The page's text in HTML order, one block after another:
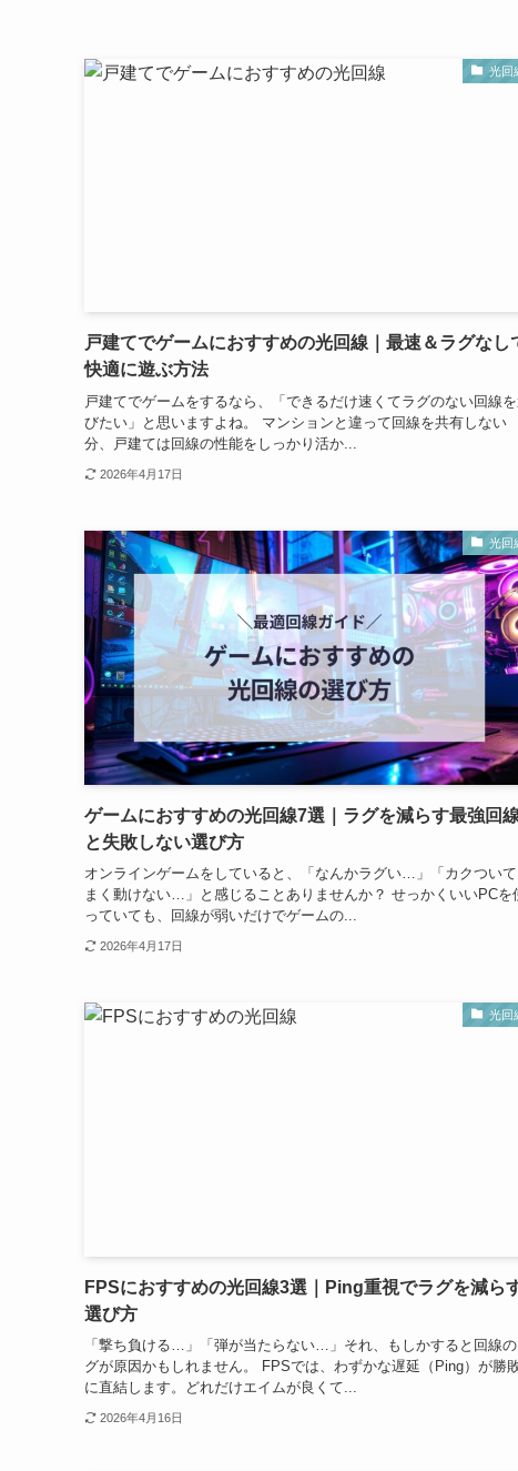
光回
戸建てでゲームにおすすめの光回線｜最速＆ラグなし
快適に遊ぶ方法
戸建てでゲームをするなら、「できるだけ速くてラグのない回線
びたい」と思いますよね。 マンションと違って回線を共有しない
分、戸建ては回線の性能をしっかり活か...
2026年4月17日
光回
ゲームにおすすめの光回線7選｜ラグを減らす最強回
と失敗しない選び方
オンラインゲームをしていると、「なんかラグい…」「カクついて
まく動けない…」と感じることありませんか？ せっかくいいPCを
っていても、回線が弱いだけでゲームの...
2026年4月17日
光回
FPSにおすすめの光回線3選｜Ping重視でラグを減ら
選び方
「撃ち負ける…」「弾が当たらない…」それ、もしかすると回線の
グが原因かもしれません。 FPSでは、わずかな遅延（Ping）が勝
に直結します。どれだけエイムが良くて...
2026年4月16日